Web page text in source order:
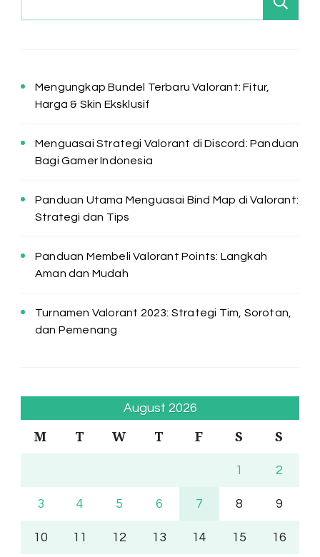
Mengungkap Bundel Terbaru Valorant: Fitur,
Harga & Skin Eksklusif
Menguasai Strategi Valorant di Discord: Panduan
Bagi Gamer Indonesia
Panduan Utama Menguasai Bind Map di Valorant:
Strategi dan Tips
Panduan Membeli Valorant Points: Langkah
Aman dan Mudah
Turnamen Valorant 2023: Strategi Tim, Sorotan,
dan Pemenang
August 2026
M T W T F S S
1 2
3 4 5 6 7 8 9
10 11 12 13 14 15 16